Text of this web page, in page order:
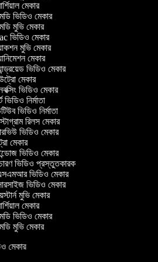
মেকার
ভিডিও মেকার
মুভি মেকার
ভিডিও মেকার
মুভি মেকার
মেকার
ভিডিও মেকার
মেকার
ভিডিও মেকার
নির্মাতা
ভিডিও নির্মাতা
রিলস মেকার
ভিডিও মেকার
মেকার
ভিডিও মেকার
ভিডিও প্রস্তুতকারক
ভিডিও মেকার
ভিডিও মেকার
মুভি মেকার
মেকার
ভিডিও মেকার
মুভি মেকার
মেকার